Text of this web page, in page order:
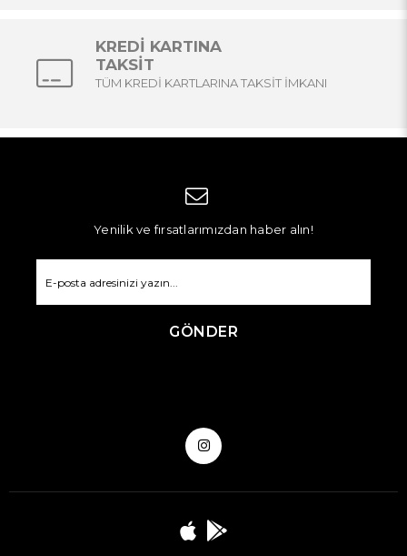
KREDİ KARTINA
TAKSİT
TÜM KREDİ KARTLARINA TAKSİT İMKANI
Yenilik ve fırsatlarımızdan haber alın!
GÖNDER